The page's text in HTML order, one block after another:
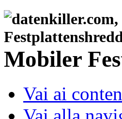
Mobiler
Vai ai